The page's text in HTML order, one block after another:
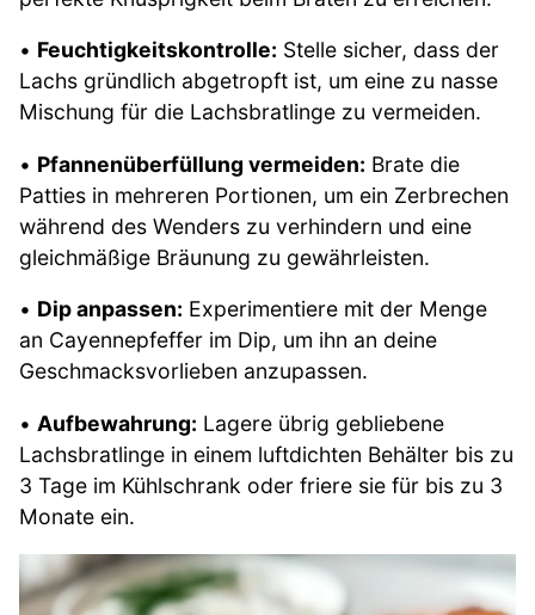
• Feuchtigkeitskontrolle: Stelle sicher, dass der
Lachs gründlich abgetropft ist, um eine zu nasse
Mischung für die Lachsbratlinge zu vermeiden.
• Pfannenüberfüllung vermeiden: Brate die
Patties in mehreren Portionen, um ein Zerbrechen
während des Wenders zu verhindern und eine
gleichmäßige Bräunung zu gewährleisten.
• Dip anpassen: Experimentiere mit der Menge
an Cayennepfeffer im Dip, um ihn an deine
Geschmacksvorlieben anzupassen.
• Aufbewahrung: Lagere übrig gebliebene
Lachsbratlinge in einem luftdichten Behälter bis zu
3 Tage im Kühlschrank oder friere sie für bis zu 3
Monate ein.